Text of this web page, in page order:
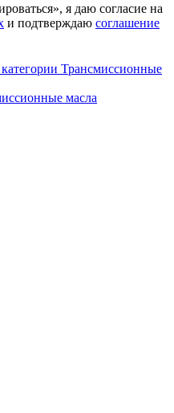
я даю согласие на
и подтверждаю соглашение
Трансмиссионные
масла